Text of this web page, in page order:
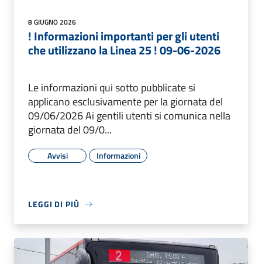
8 GIUGNO 2026
! Informazioni importanti per gli utenti
che utilizzano la Linea 25 ! 09-06-2026
Le informazioni qui sotto pubblicate si
applicano esclusivamente per la giornata del
09/06/2026 Ai gentili utenti si comunica nella
giornata del 09/0...
Avvisi Informazioni
LEGGI DI PIÙ